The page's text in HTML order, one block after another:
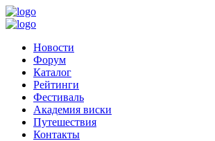
Новости
Форум
Каталог
Рейтинги
Фестиваль
Академия виски
Путешествия
Контакты